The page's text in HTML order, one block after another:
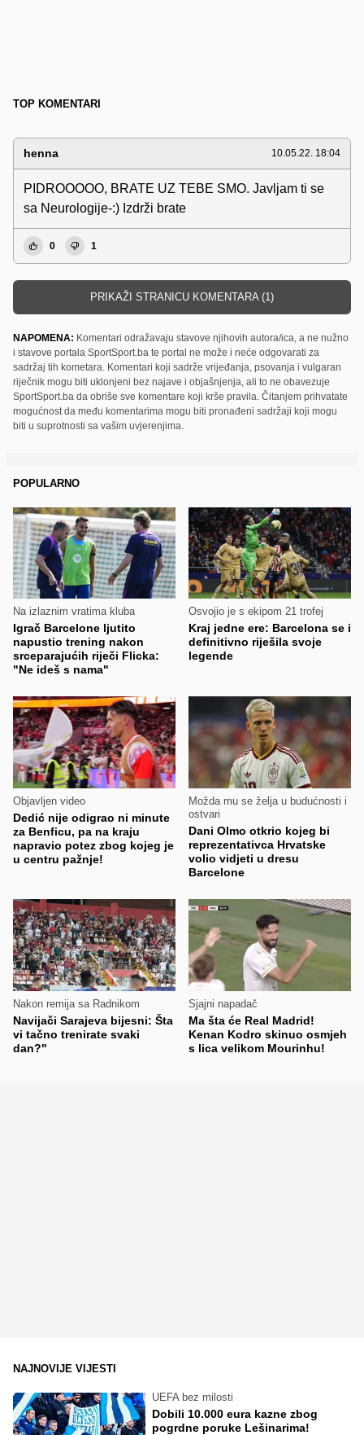
TOP KOMENTARI
henna 10.05.22. 18:04
PIDROOOOO, BRATE UZ TEBE SMO. Javljam ti se
sa Neurologije-:) Izdrži brate
0 1
PRIKAŽI STRANICU KOMENTARA (1)
NAPOMENA: Komentari odražavaju stavove njihovih autora/ica, a ne nužno
i stavove portala SportSport.ba te portal ne može i neće odgovarati za
sadržaj tih kometara. Komentari koji sadrže vrijeđanja, psovanja i vulgaran
riječnik mogu biti uklonjeni bez najave i objašnjenja, ali to ne obavezuje
SportSport.ba da obriše sve komentare koji krše pravila. Čitanjem prihvatate
mogućnost da među komentarima mogu biti pronađeni sadržaji koji mogu
biti u suprotnosti sa vašim uvjerenjima.
POPULARNO
Na izlaznim vratima kluba
Igrač Barcelone ljutito
napustio trening nakon
srceparajućih riječi Flicka:
"Ne ideš s nama"
Osvojio je s ekipom 21 trofej
Kraj jedne ere: Barcelona se i
definitivno riješila svoje
legende
Objavljen video
Dedić nije odigrao ni minute
za Benficu, pa na kraju
napravio potez zbog kojeg je
u centru pažnje!
Možda mu se želja u budućnosti i
ostvari
Dani Olmo otkrio kojeg bi
reprezentativca Hrvatske
volio vidjeti u dresu
Barcelone
Nakon remija sa Radnikom
Navijači Sarajeva bijesni: Šta
vi tačno trenirate svaki
dan?"
Sjajni napadač
Ma šta će Real Madrid!
Kenan Kodro skinuo osmjeh
s lica velikom Mourinhu!
NAJNOVIJE VIJESTI
UEFA bez milosti
Dobili 10.000 eura kazne zbog
pogrdne poruke Lešinarima!